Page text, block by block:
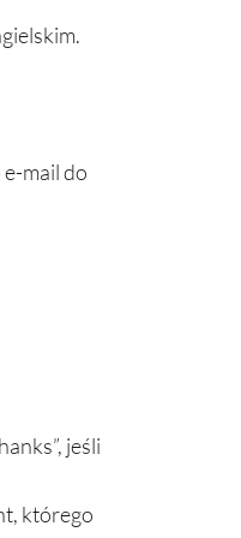
mail do
jeśli
którego